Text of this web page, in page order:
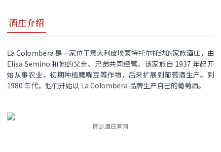
酒庄介绍
La Colombera 是一家位于意大利皮埃蒙特托尔托纳的家族酒庄，由
Elisa Semino 和她的父亲、兄弟共同经营。该家族自 1937 年起开
始从事农业，初期种植鹰嘴豆等作物，后来扩展到葡萄酒生产。到
1980 年代，他们开始以 La Colombera 品牌生产自己的葡萄酒。
图源酒庄官网